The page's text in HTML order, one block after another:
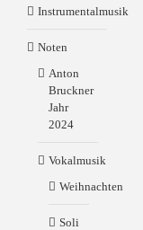
Instrumentalmusik
Noten
Anton
Bruckner
Jahr
2024
Vokalmusik
Weihnachten
Soli